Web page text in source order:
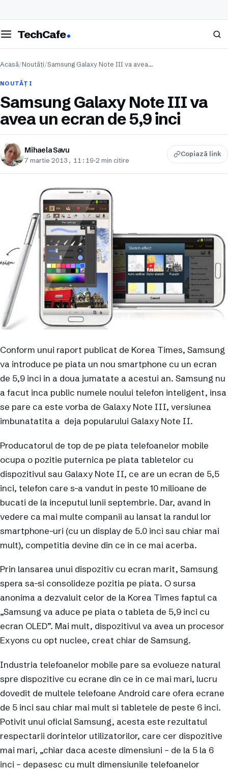
meniul
TechCafe Caută
Acasă/Noutăți/Samsung Galaxy Note III va avea…
NOUTĂȚI
Samsung Galaxy Note III va
avea un ecran de 5,9 inci
Mihaela Savu
7 martie 2013, 11:19·2 min citire
Copiază link
Conform unui raport publicat de Korea Times, Samsung
va introduce pe piata un nou smartphone cu un ecran
de 5,9 inci in a doua jumatate a acestui an. Samsung nu
a facut inca public numele noului telefon inteligent, insa
se pare ca este vorba de Galaxy Note III, versiunea
imbunatatita a deja popularului Galaxy Note II.
Producatorul de top de pe piata telefoanelor mobile
ocupa o pozitie puternica pe piata tabletelor cu
dispozitivul sau Galaxy Note II, ce are un ecran de 5,5
inci, telefon care s-a vandut in peste 10 milioane de
bucati de la inceputul lunii septembrie. Dar, avand in
vedere ca mai multe companii au lansat la randul lor
smartphone-uri (cu un display de 5.0 inci sau chiar mai
mult), competitia devine din ce in ce mai acerba.
Prin lansarea unui dispozitiv cu ecran marit, Samsung
spera sa-si consolideze pozitia pe piata. O sursa
anonima a dezvaluit celor de la Korea Times faptul ca
„Samsung va aduce pe piata o tableta de 5,9 inci cu
ecran OLED”. Mai mult, dispozitivul va avea un procesor
Exyons cu opt nuclee, creat chiar de Samsung.
Industria telefoanelor mobile pare sa evolueze natural
spre dispozitive cu ecrane din ce in ce mai mari, lucru
dovedit de multele telefoane Android care ofera ecrane
de 5 inci sau chiar mai mult si tabletele de peste 6 inci.
Potivit unui oficial Samsung, acesta este rezultatul
respectarii dorintelor utilizatorilor, care cer dispozitive
mai mari, „chiar daca aceste dimensiuni – de la 5 la 6
inci – depasesc cu mult dimensiunile telefoanelor